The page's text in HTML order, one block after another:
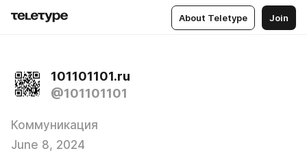
About Teletype Join
101101101.ru
@101101101
Коммуникация
June 8, 2024